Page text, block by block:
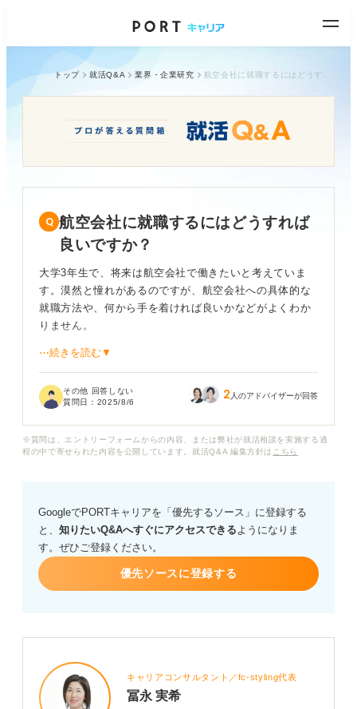
トップ 就活Q&A 業界・企業研究
航空会社に就職するにはどうすれば
良いですか？
大学3年生で、将来は航空会社で働きたいと考えていま
す。漠然と憧れがあるのですが、航空会社への具体的な
就職方法や、何から手を着ければ良いかなどがよくわか
りません。
CA、グランドスタッフなどの職種にも興味があるのです
か？ 就職を目指す場合に必要になってくる対策や取得す
また、これらの職種以外にも航空会社にはどのような仕
や選考のポイントなどについて、アドバイスをお願いし
ます。
⋯続きを読む▼
その他 回答しない
質問日： 2025/8/6 2 人のアドバイザーが回答
※質問は、エントリーフォームからの内容、または弊社が就活相談を実施する過
程の中で寄せられた内容を公開しています。就活Q&A 編集方針は こちら
GoogleでPORTキャリアを「優先するソース」に登録する
と、 知りたいQ&Aへすぐにアクセスできるようになりま
す。ぜひご登録ください。
優先ソースに登録する
キャリアコンサルタント／fc-styling代表
冨永 実希